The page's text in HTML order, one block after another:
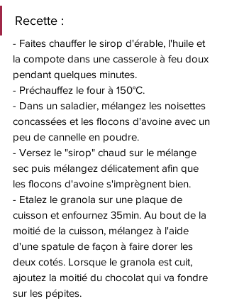
Recette :
- Faites chauffer le sirop d'érable, l'huile et
la compote dans une casserole à feu doux
pendant quelques minutes.
- Préchauffez le four à 150°C.
- Dans un saladier, mélangez les noisettes
concassées et les flocons d'avoine avec un
peu de cannelle en poudre.
- Versez le "sirop" chaud sur le mélange
sec puis mélangez délicatement afin que
les flocons d'avoine s'imprègnent bien.
- Etalez le granola sur une plaque de
cuisson et enfournez 35min. Au bout de la
moitié de la cuisson, mélangez à l'aide
d'une spatule de façon à faire dorer les
deux cotés. Lorsque le granola est cuit,
ajoutez la moitié du chocolat qui va fondre
sur les pépites.